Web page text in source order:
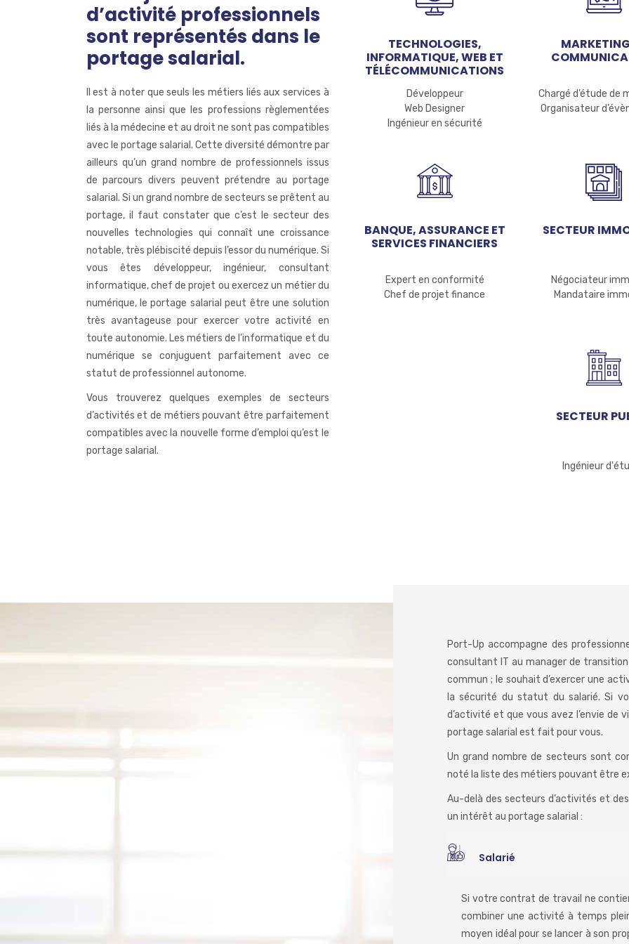
d’activité professionnels
sont représentés dans le
portage salarial.
Il est à noter que seuls les métiers liés aux services à
la personne ainsi que les professions règlementées
liés à la médecine et au droit ne sont pas compatibles
avec le portage salarial. Cette diversité démontre par
ailleurs qu’un grand nombre de professionnels issus
de parcours divers peuvent prétendre au portage
salarial. Si un grand nombre de secteurs se prêtent au
portage, il faut constater que c’est le secteur des
nouvelles technologies qui connaît une croissance
notable, très plébiscité depuis l’essor du numérique. Si
vous êtes développeur, ingénieur, consultant
informatique, chef de projet ou exercez un métier du
numérique, le portage salarial peut être une solution
très avantageuse pour exercer votre activité en
toute autonomie. Les métiers de l’informatique et du
numérique se conjuguent parfaitement avec ce
statut de professionnel autonome.
Vous trouverez quelques exemples de secteurs
d’activités et de métiers pouvant être parfaitement
compatibles avec la nouvelle forme d’emploi qu’est le
portage salarial.
TECHNOLOGIES,
INFORMATIQUE, WEB ET
TÉLÉCOMMUNICATIONS
Développeur
Web Designer
Ingénieur en sécurité
Chargé d’étude de
Organisateur
BANQUE, ASSURANCE ET
SERVICES FINANCIERS
Expert en conformité
Chef de projet finance
SECTEUR
Négociateur
Mandataire
SECTEUR
Ingénieur
Port-Up accompagne des
consultant IT au manager de
commun ; le souhait d’exercer une
la sécurité du statut du salarié. Si
d’activité et que vous avez l’envie de
portage salarial est fait pour vous.
Un grand nombre de secteurs sont
noté la liste des métiers pouvant être
Au-delà des secteurs d’activités et
un intérêt au portage salarial :
Salarié
Si votre contrat de travail ne
combiner une activité à temps
moyen idéal pour se lancer à son